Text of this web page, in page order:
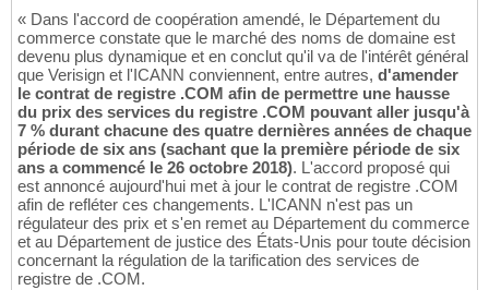
« Dans l'accord de coopération amendé, le Département du
commerce constate que le marché des noms de domaine est
devenu plus dynamique et en conclut qu'il va de l'intérêt général
que Verisign et l'ICANN conviennent, entre autres, d'amender
le contrat de registre .COM afin de permettre une hausse
du prix des services du registre .COM pouvant aller jusqu'à
7 % durant chacune des quatre dernières années de chaque
période de six ans (sachant que la première période de six
ans a commencé le 26 octobre 2018). L'accord proposé qui
est annoncé aujourd'hui met à jour le contrat de registre .COM
afin de refléter ces changements. L'ICANN n'est pas un
régulateur des prix et s'en remet au Département du commerce
et au Département de justice des États-Unis pour toute décision
concernant la régulation de la tarification des services de
registre de .COM.